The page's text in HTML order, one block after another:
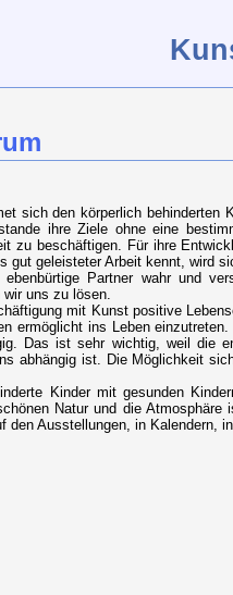
sich den körperlich behinderten
ihre Ziele ohne eine
zu beschäftigen. Für ihre
gut geleisteter Arbeit kennt, wird
Partner wahr und
uns zu lösen.
mit Kunst positive
ermöglicht ins Leben
Das ist sehr wichtig, weil die
abhängig ist. Die Möglichkeit
Kinder mit gesunden
Natur und die
Ausstellungen, in Kalendern,